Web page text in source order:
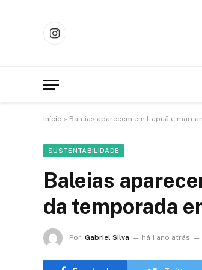
Instagram
Início » Baleias aparecem em Itapuã e
SUSTENTABILIDADE
Baleias
da temporada
Por: Gabriel Silva há 1 ano atrás